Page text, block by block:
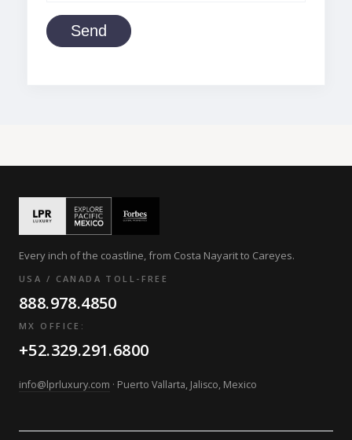
Send
Every inch of the coastline, from Costa Nayarit to Careyes.
USA / CANADA TOLL-FREE
888.978.4850
MX OFFICE:
+52.329.291.6800
info@lprluxury.com · Puerto Vallarta, Jalisco, Mexico